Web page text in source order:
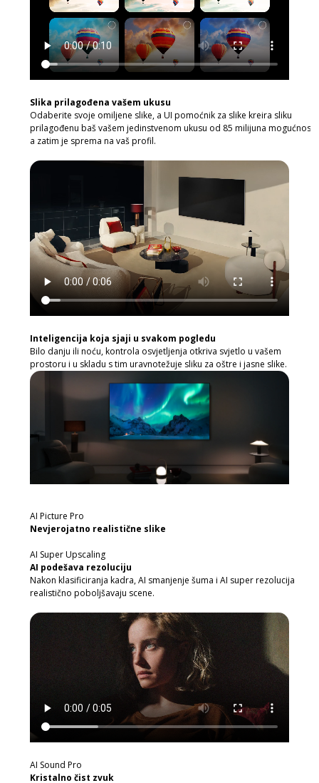
Slika prilagođena vašem ukusu
Odaberite svoje omiljene slike, a UI pomoćnik za slike kreira sliku
prilagođenu baš vašem jedinstvenom ukusu od 85 milijuna mogućnosti,
a zatim je sprema na vaš profil.
Inteligencija koja sjaji u svakom pogledu
Bilo danju ili noću, kontrola osvjetljenja otkriva svjetlo u vašem
prostoru i u skladu s tim uravnotežuje sliku za oštre i jasne slike.
AI Picture Pro
Nevjerojatno realistične slike
AI Super Upscaling
AI podešava rezoluciju
Nakon klasificiranja kadra, AI smanjenje šuma i AI super rezolucija
realistično poboljšavaju scene.
AI Sound Pro
Kristalno čist zvuk